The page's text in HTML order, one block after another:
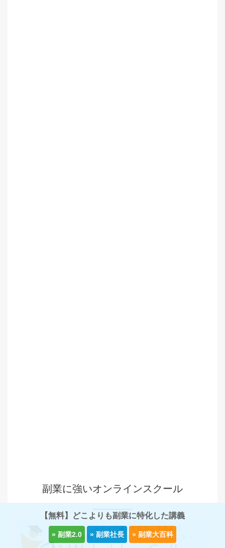
副業に強いオンラインスクール
【無料】どこよりも副業に特化した講義